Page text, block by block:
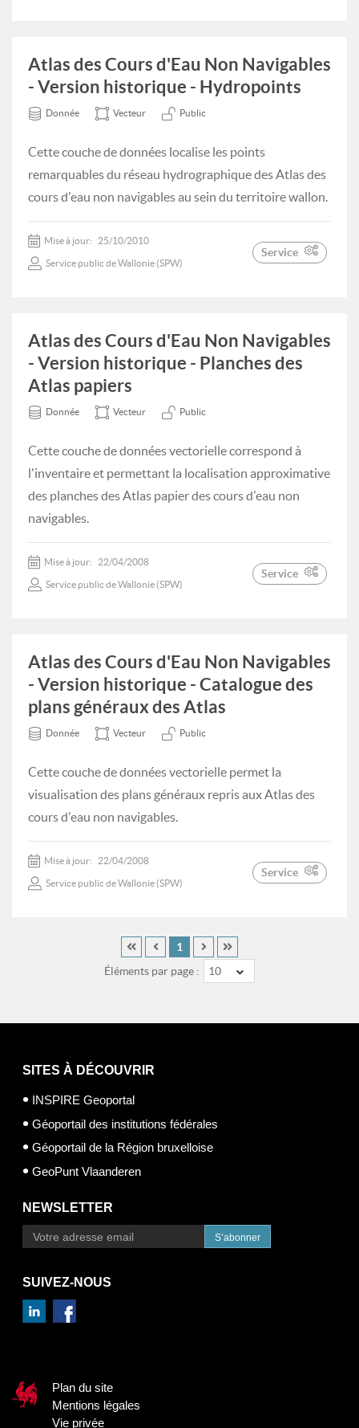
Atlas des Cours d'Eau Non Navigables
- Version historique - Hydropoints
Donnée Vecteur Public
Cette couche de données localise les points
remarquables du réseau hydrographique des Atlas des
cours d'eau non navigables au sein du territoire wallon.
Mise à jour: 25/10/2010
Service public de Wallonie (SPW)
Service
Atlas des Cours d'Eau Non Navigables
- Version historique - Planches des
Atlas papiers
Donnée Vecteur Public
Cette couche de données vectorielle correspond à
l'inventaire et permettant la localisation approximative
des planches des Atlas papier des cours d'eau non
navigables.
Mise à jour: 22/04/2008
Service public de Wallonie (SPW)
Service
Atlas des Cours d'Eau Non Navigables
- Version historique - Catalogue des
plans généraux des Atlas
Donnée Vecteur Public
Cette couche de données vectorielle permet la
visualisation des plans généraux repris aux Atlas des
cours d'eau non navigables.
Mise à jour: 22/04/2008
Service public de Wallonie (SPW)
Service
Éléments par page : 10
1
SITES À DÉCOUVRIR
INSPIRE Geoportal
Géoportail des institutions fédérales
Géoportail de la Région bruxelloise
GeoPunt Vlaanderen
NEWSLETTER
S’abonner
SUIVEZ-NOUS
Plan du site
Mentions légales
Vie privée